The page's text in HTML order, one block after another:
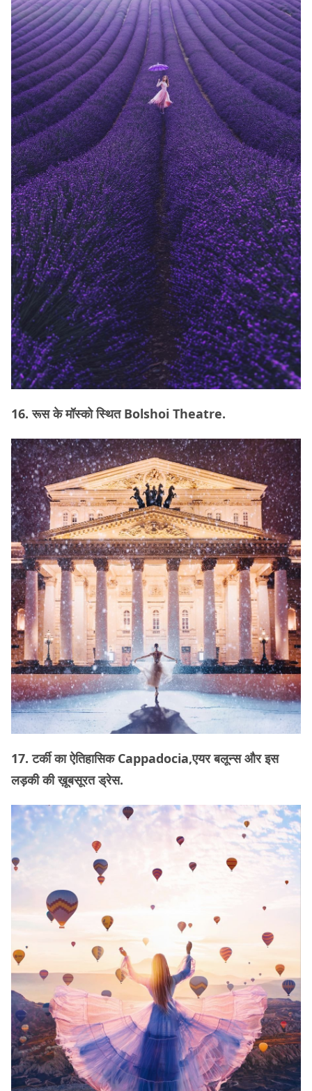
16. रूस के मॉस्को स्थित Bolshoi Theatre.
17. टर्की का ऐतिहासिक Cappadocia,एयर बलून्स और इस
लड़की की ख़ूबसूरत ड्रेस.